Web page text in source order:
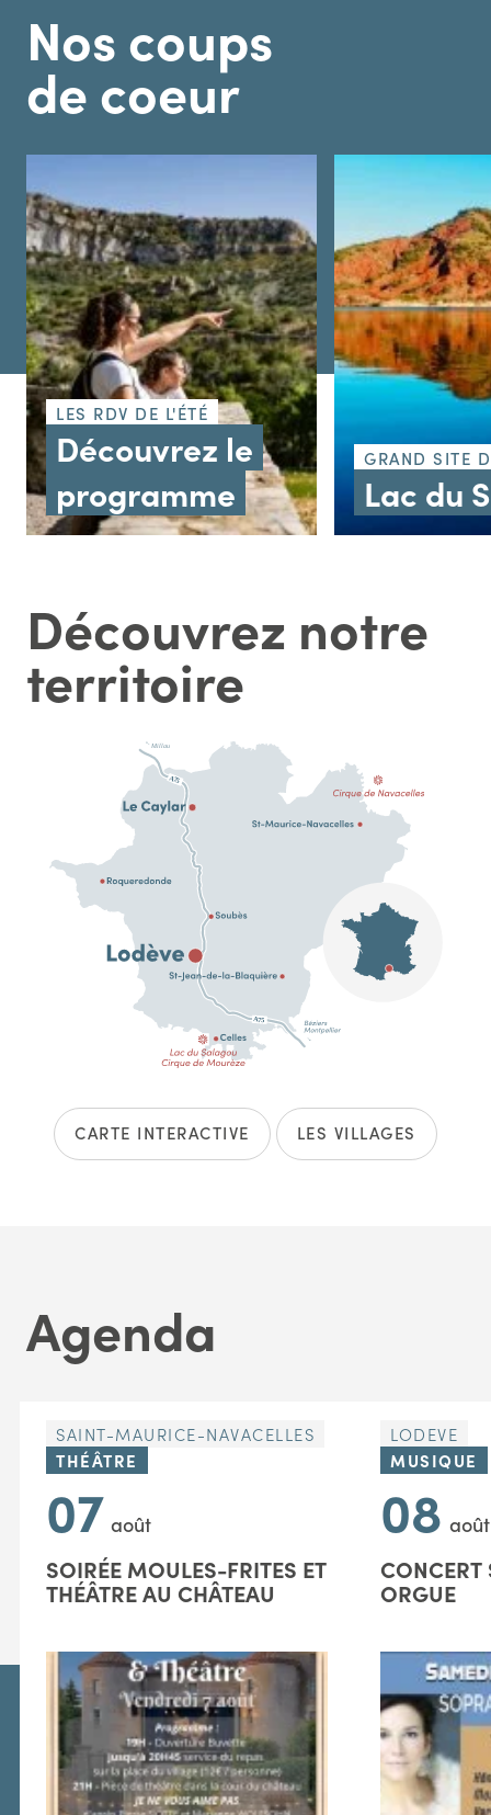
Nos coups
de coeur
LES RDV DE L'ÉTÉ
Découvrez le
programme
GRAND SITE
Lac du
Découvrez notre
territoire
CARTE INTERACTIVE LES VILLAGES
Agenda
SAINT-MAURICE-NAVACELLES
THÉÂTRE
07 août
SOIRÉE MOULES-FRITES ET
THÉÂTRE AU CHÂTEAU
LODEVE
MUSIQUE
08 août
CONCERT
ORGUE